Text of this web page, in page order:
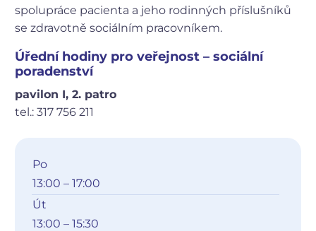
spolupráce pacienta a jeho rodinných příslušníků
se zdravotně sociálním pracovníkem.
Úřední hodiny pro veřejnost – sociální
poradenství
pavilon I, 2. patro
tel.: 317 756 211
Po
13:00 – 17:00
Út
13:00 – 15:30